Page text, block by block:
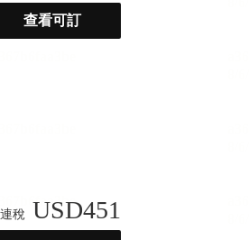
查看可訂
連稅 USD451